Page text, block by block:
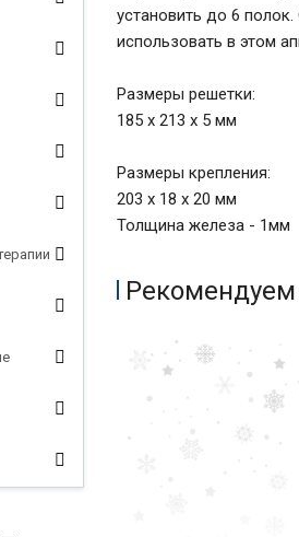
установить до 6
использовать в этом
Размеры решетки:
185 х 213 х 5 мм
Размеры крепления:
203 х 18 х 20 мм
Толщина железа - 1мм